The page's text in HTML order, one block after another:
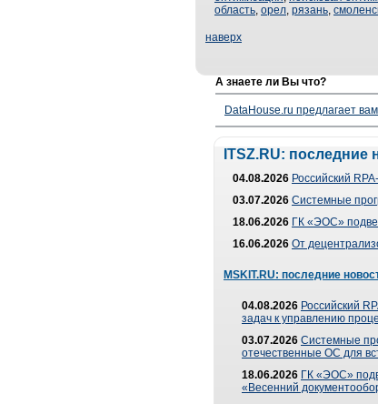
область, орел, рязань,
наверх
А знаете ли Вы что?
DataHouse.ru предлагает
ITSZ.RU: последние
04.08.2026 Российский
03.07.2026 Системные
18.06.2026 ГК «ЭОС»
16.06.2026 От
MSKIT.RU: последние
04.08.2026 Российский
задач к управлению
03.07.2026 Системные
отечественные ОС для
18.06.2026 ГК «ЭОС»
«Весенний